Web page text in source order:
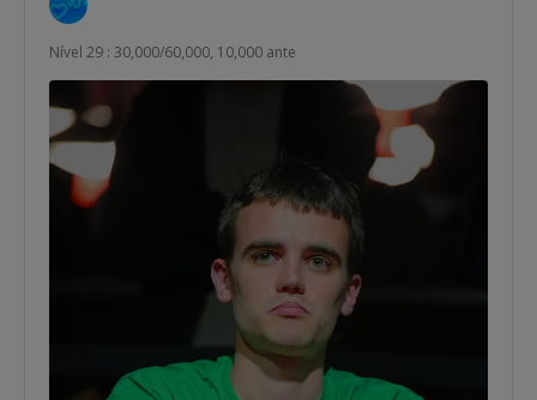
Nível 29 : 30,000/60,000, 10,000 ante